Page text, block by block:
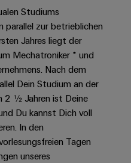
Studiums
parallel zur betrieblichen
Jahres liegt der
Mechatroniker * und
Nach dem
Dein Studium an der
2 ½ Jahren ist Deine
Du kannst Dich voll
In den
Tagen
unseres